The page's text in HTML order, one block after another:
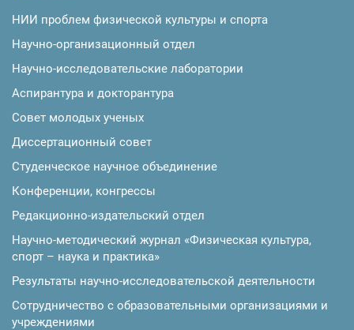
НИИ проблем физической культуры и спорта
Научно-организационный отдел
Научно-исследовательские лаборатории
Аспирантура и докторантура
Совет молодых ученых
Диссертационный совет
Студенческое научное объединение
Конференции, конгрессы
Редакционно-издательский отдел
Научно-методический журнал «Физическая культура,
спорт – наука и практика»
Результаты научно-исследовательской деятельности
Сотрудничество с образовательными организациями и
учреждениями